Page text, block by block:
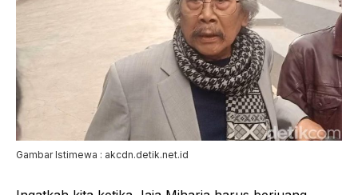
Gambar Istimewa : akcdn.detik.net.id